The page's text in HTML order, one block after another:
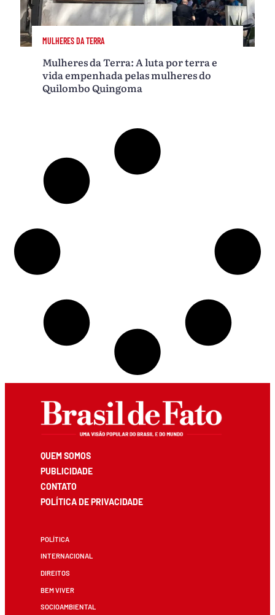
MULHERES DA TERRA
Mulheres da Terra: A luta por terra e
vida empenhada pelas mulheres do
Quilombo Quingoma
QUEM SOMOS
PUBLICIDADE
CONTATO
POLÍTICA DE PRIVACIDADE
POLÍTICA
INTERNACIONAL
DIREITOS
BEM VIVER
SOCIOAMBIENTAL